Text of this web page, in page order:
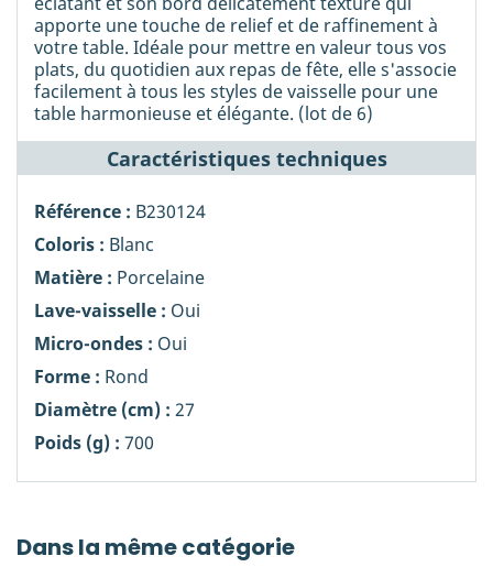
apporte une touche de relief et de raffinement à
votre table. Idéale pour mettre en valeur tous vos
plats, du quotidien aux repas de fête, elle s'associe
facilement à tous les styles de vaisselle pour une
table harmonieuse et élégante. (lot de 6)
Caractéristiques techniques
Référence : B230124
Coloris : Blanc
Matière : Porcelaine
Lave-vaisselle : Oui
Micro-ondes : Oui
Forme : Rond
Diamètre (cm) : 27
Poids (g) : 700
Dans la même catégorie